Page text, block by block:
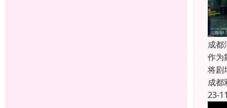
成都
作为
将剧
成都
23-